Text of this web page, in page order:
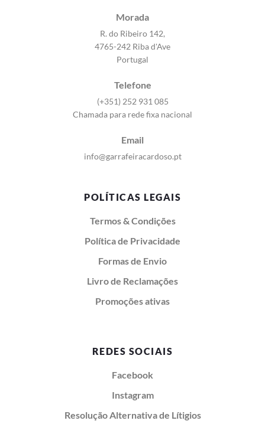
Morada
R. do Ribeiro 142,
4765-242 Riba d'Ave
Portugal
Telefone
(+351) 252 931 085
Chamada para rede fixa nacional
Email
info@garrafeiracardoso.pt
POLÍTICAS LEGAIS
Termos & Condições
Política de Privacidade
Formas de Envio
Livro de Reclamações
Promoções ativas
REDES SOCIAIS
Facebook
Instagram
Resolução Alternativa de Lítigios